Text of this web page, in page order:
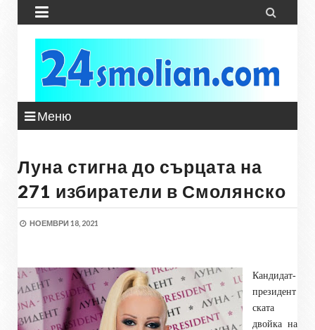
 
Меню
Луна стигна до сърцата на
271 избиратели в Смолянско
НОЕМВРИ 18, 2021
Кандидат-
президент
ската
двойка на